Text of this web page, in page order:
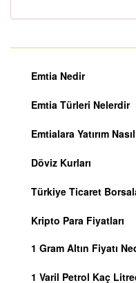
Emtia Nedir
Emtia Türleri Nelerdir
Emtialara Yatırım
Döviz Kurları
Türkiye Ticaret
Kripto Para Fiyatları
1 Gram Altın Fiyatı
1 Varil Petrol Kaç